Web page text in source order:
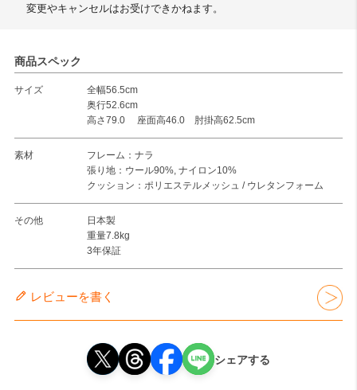
変更やキャンセルはお受けできかねます。
商品スペック
サイズ
全幅56.5cm
奥行52.6cm
高さ79.0 座面高46.0 肘掛高62.5cm
素材
フレーム：ナラ
張り地：ウール90%, ナイロン10%
クッション：ポリエステルメッシュ / ウレタンフォーム
その他
日本製
重量7.8kg
3年保証
レビューを書く
シェアする